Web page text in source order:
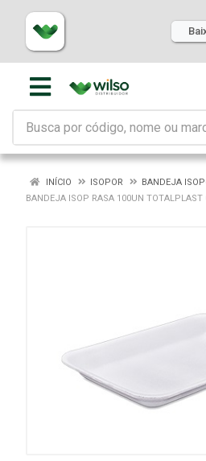
INÍCIO ISOPOR
BANDEJA
BANDEJA ISOP RASA 100UN TOTALPLAST